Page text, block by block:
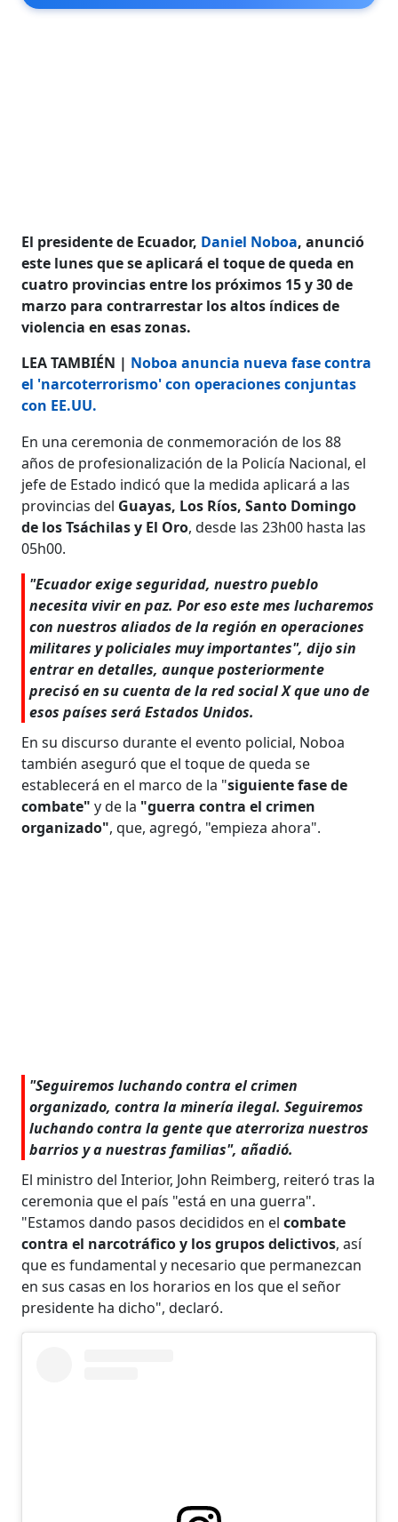
El presidente de Ecuador, Daniel Noboa, anunció
este lunes que se aplicará el toque de queda en
cuatro provincias entre los próximos 15 y 30 de
marzo para contrarrestar los altos índices de
violencia en esas zonas.
LEA TAMBIÉN | Noboa anuncia nueva fase contra
el 'narcoterrorismo' con operaciones conjuntas
con EE.UU.
En una ceremonia de conmemoración de los 88
años de profesionalización de la Policía Nacional, el
jefe de Estado indicó que la medida aplicará a las
provincias del Guayas, Los Ríos, Santo Domingo
de los Tsáchilas y El Oro, desde las 23h00 hasta las
05h00.
"Ecuador exige seguridad, nuestro pueblo
necesita vivir en paz. Por eso este mes lucharemos
con nuestros aliados de la región en operaciones
militares y policiales muy importantes", dijo sin
entrar en detalles, aunque posteriormente
precisó en su cuenta de la red social X que uno de
esos países será Estados Unidos.
En su discurso durante el evento policial, Noboa
también aseguró que el toque de queda se
establecerá en el marco de la "siguiente fase de
combate"y de la "guerra contra el crimen
organizado", que, agregó, "empieza ahora".
"Seguiremos luchando contra el crimen
organizado, contra la minería ilegal. Seguiremos
luchando contra la gente que aterroriza nuestros
barrios y a nuestras familias", añadió.
El ministro del Interior, John Reimberg, reiteró tras la
ceremonia que el país "está en una guerra".
"Estamos dando pasos decididos en elcombate
contra el narcotráfico y los grupos delictivos, así
que es fundamental y necesario que permanezcan
en sus casas en los horarios en los que el señor
presidente ha dicho", declaró.